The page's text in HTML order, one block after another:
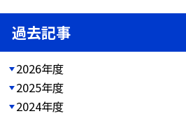
過去記事
2026年度
2025年度
2024年度